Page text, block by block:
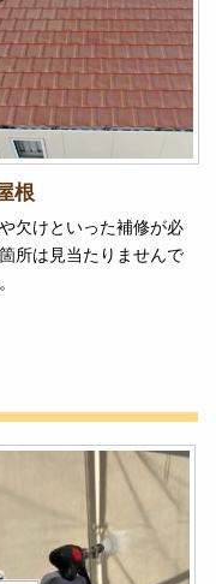
根
欠けといった補修が必
所は見当たりませんで